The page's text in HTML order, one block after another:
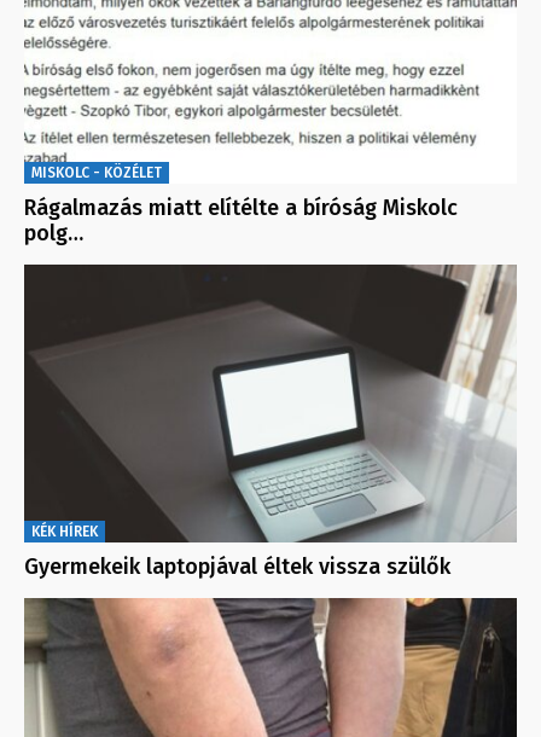
MISKOLC - KÖZÉLET
Rágalmazás miatt elítélte a bíróság Miskolc
polg…
KÉK HÍREK
Gyermekeik laptopjával éltek vissza szülők